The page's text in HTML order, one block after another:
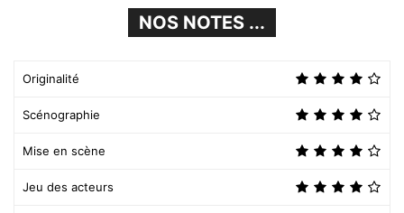
NOS NOTES ...
Originalité
Scénographie
Mise en scène
Jeu des acteurs